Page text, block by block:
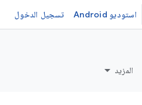
استوديو Android تسجيل الدخول
المزيد